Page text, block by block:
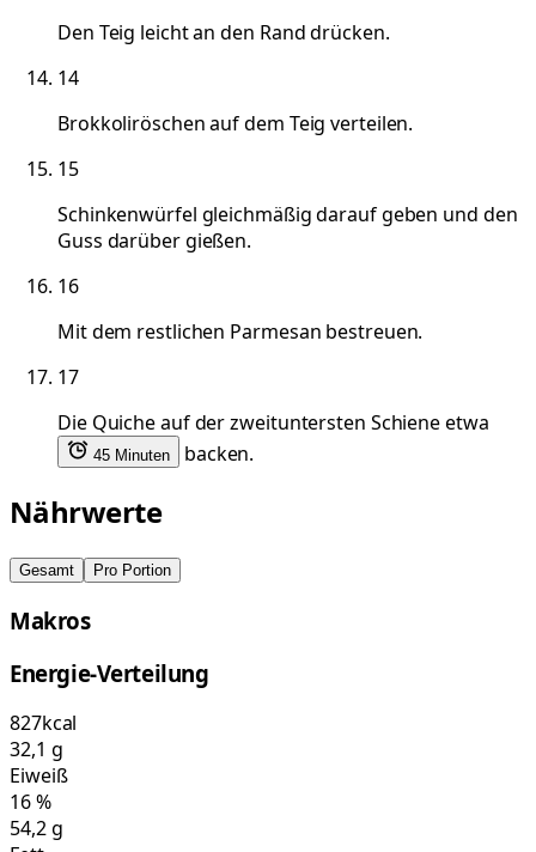
Den Teig leicht an den Rand drücken.
14
Brokkoliröschen auf dem Teig verteilen.
15
Schinkenwürfel gleichmäßig darauf geben und den
Guss darüber gießen.
16
Mit dem restlichen Parmesan bestreuen.
17
Die Quiche auf der zweituntersten Schiene etwa
45 Minuten backen.
Nährwerte
Gesamt Pro Portion
Makros
Energie-Verteilung
827kcal
32,1 g
Eiweiß
16%
54,2g